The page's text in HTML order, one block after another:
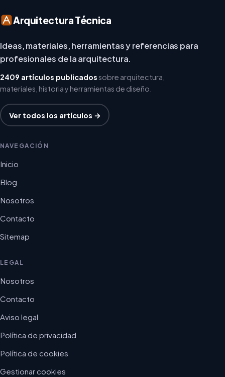
Arquitectura Técnica
Ideas, materiales, herramientas y referencias para
profesionales de la arquitectura.
2409 artículos publicadossobre arquitectura,
materiales, historia y herramientas de diseño.
Ver todos los artículos →
NAVEGACIÓN
Inicio
Blog
Nosotros
Contacto
Sitemap
LEGAL
Nosotros
Contacto
Aviso legal
Política de privacidad
Política de cookies
Gestionar cookies